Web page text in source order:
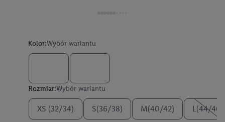
Kolor:Wybór wariantu
Rozmiar:Wybór wariantu
XS (32/34) S(36/38) M(40/42) L(44/46)